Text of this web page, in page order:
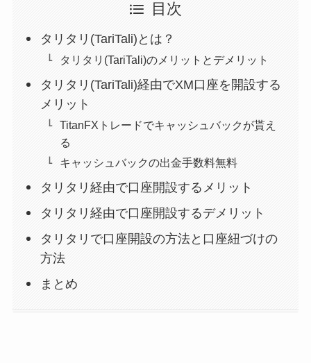
目次
タリタリ(TariTali)とは？
タリタリ(TariTali)のメリットとデメリット
タリタリ(TariTali)経由でXM口座を開設する
メリット
TitanFXトレードでキャッシュバックが貰え
る
キャッシュバックの出金手数料無料
タリタリ経由で口座開設するメリット
タリタリ経由で口座開設するデメリット
タリタリで口座開設の方法と口座紐づけの
方法
まとめ